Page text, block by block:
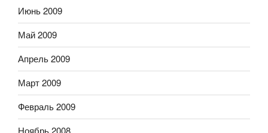
Июнь 2009
Май 2009
Апрель 2009
Март 2009
Февраль 2009
Ноябрь 2008